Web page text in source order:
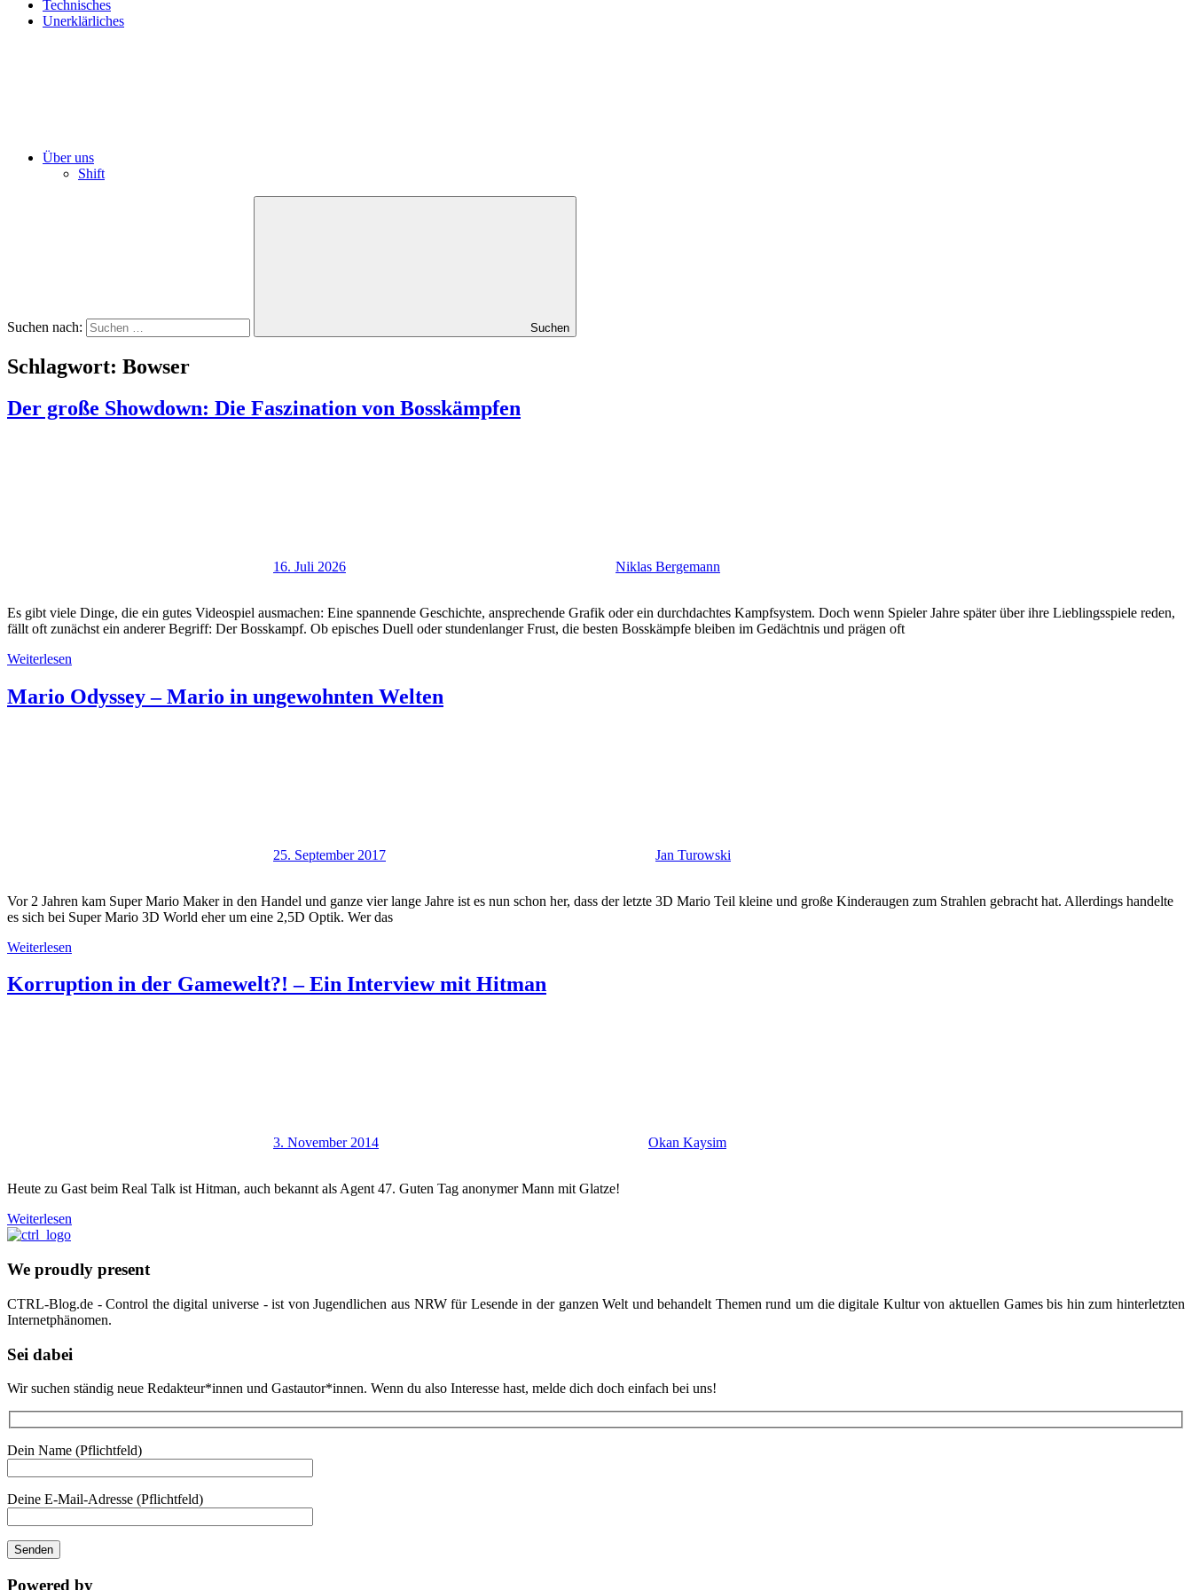
Technisches
Unerklärliches
Über uns
Shift
Suchen nach: Suchen
Schlagwort: Bowser
Der große Showdown: Die Faszination von Bosskämpfen
16. Juli 2026 Niklas Bergemann
Es gibt viele Dinge, die ein gutes Videospiel ausmachen: Eine spannende Geschichte, ansprechende Grafik oder ein durchdachtes Kampfsystem. Doch wenn Spieler Jahre später über ihre Lieblingsspiele reden,
fällt oft zunächst ein anderer Begriff: Der Bosskampf. Ob episches Duell oder stundenlanger Frust, die besten Bosskämpfe bleiben im Gedächtnis und prägen oft
Weiterlesen
Mario Odyssey – Mario in ungewohnten Welten
25. September 2017 Jan Turowski
Vor 2 Jahren kam Super Mario Maker in den Handel und ganze vier lange Jahre ist es nun schon her, dass der letzte 3D Mario Teil kleine und große Kinderaugen zum Strahlen gebracht hat. Allerdings handelte
es sich bei Super Mario 3D World eher um eine 2,5D Optik. Wer das
Weiterlesen
Korruption in der Gamewelt?! – Ein Interview mit Hitman
3. November 2014 Okan Kaysim
Heute zu Gast beim Real Talk ist Hitman, auch bekannt als Agent 47. Guten Tag anonymer Mann mit Glatze!
Weiterlesen
We proudly present
CTRL-Blog.de - Control the digital universe - ist von Jugendlichen aus NRW für Lesende in der ganzen Welt und behandelt Themen rund um die digitale Kultur von aktuellen Games bis hin zum hinterletzten
Internetphänomen.
Sei dabei
Wir suchen ständig neue Redakteur*innen und Gastautor*innen. Wenn du also Interesse hast, melde dich doch einfach bei uns!
Dein Name (Pflichtfeld)
Deine E-Mail-Adresse (Pflichtfeld)
Powered by